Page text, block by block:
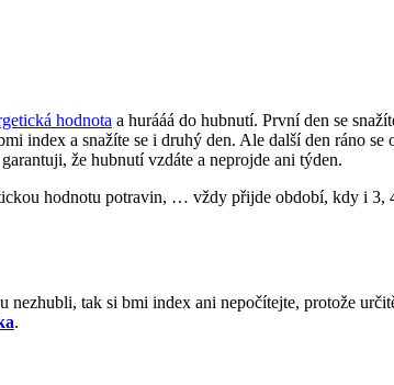
hodnota a hurááá do hubnutí. První den se
a snažíte se i druhý den. Ale další den ráno se
že hubnutí vzdáte a neprojde ani týden.
hodnotu potravin, … vždy přijde období, kdy i
tak si bmi index ani nepočítejte, protože
.